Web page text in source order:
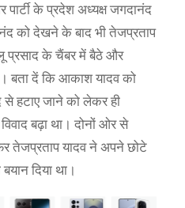
के प्रदेश अध्यक्ष जगदानंद
को देखने के बाद भी तेजप्रताप
प्रसाद के चैंबर में बैठे और
बता दें कि आकाश यादव को
से हटाए जाने को लेकर ही
बढ़ा था। दोनों ओर से
तेजप्रताप यादव ने अपने छोटे
दिया था।